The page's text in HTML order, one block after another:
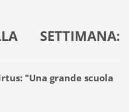
SETTIMANA:
"Una grande scuola